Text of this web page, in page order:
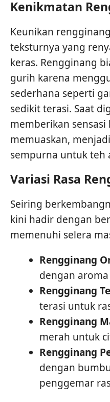
Kenikmatan
Keunikan
teksturnya yang
keras. Rengginang
gurih karena
sederhana seperti
sedikit terasi. Saat
memberikan sensasi
memuaskan,
sempurna untuk teh
Variasi Rasa
Seiring
kini hadir dengan
memenuhi selera
Rengginang
dengan aroma
Rengginang
terasi untuk
Rengginang
merah untuk
Rengginang
dengan
penggemar